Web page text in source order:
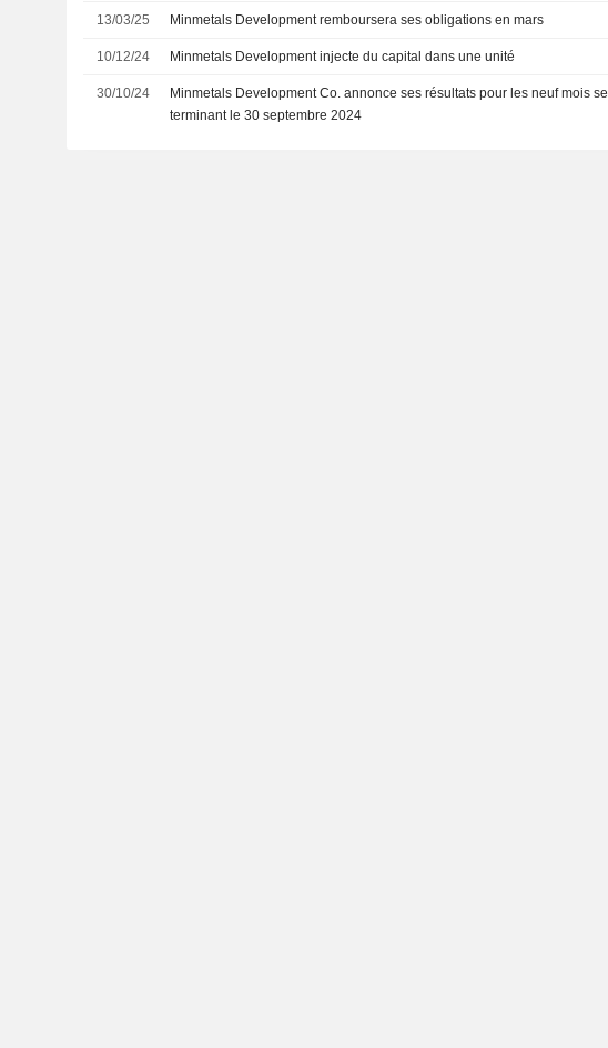
13/03/25 Minmetals Development remboursera ses obligations en mars
10/12/24 Minmetals Development injecte du capital dans une unité
30/10/24
Minmetals Development Co. annonce ses résultats pour les neuf mois se
terminant le 30 septembre 2024